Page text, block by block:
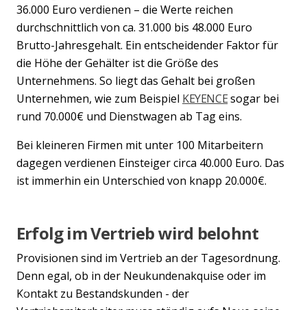
Previous
36.000 Euro verdienen – die Werte reichen
durchschnittlich von ca. 31.000 bis 48.000 Euro
Brutto-Jahresgehalt. Ein entscheidender Faktor für
die Höhe der Gehälter ist die Größe des
Unternehmens. So liegt das Gehalt bei großen
Unternehmen, wie zum Beispiel KEYENCEsogar bei
rund 70.000€ und Dienstwagen ab Tag eins.
Bei kleineren Firmen mit unter 100 Mitarbeitern
dagegen verdienen Einsteiger circa 40.000 Euro. Das
ist immerhin ein Unterschied von knapp 20.000€.
Erfolg im Vertrieb wird belohnt
Provisionen sind im Vertrieb an der Tagesordnung.
Denn egal, ob in der Neukundenakquise oder im
Kontakt zu Bestandskunden - der